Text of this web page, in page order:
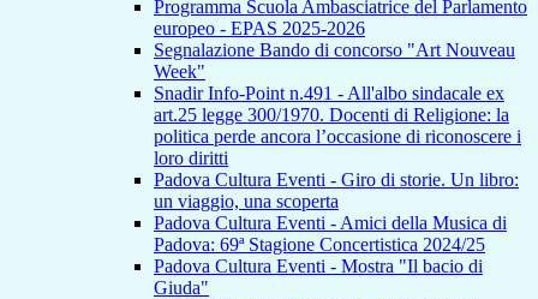
Programma Scuola Ambasciatrice del Parlamento
europeo - EPAS 2025-2026
Segnalazione Bando di concorso "Art Nouveau
Week"
Snadir Info-Point n.491 - All'albo sindacale ex
art.25 legge 300/1970. Docenti di Religione: la
politica perde ancora l’occasione di riconoscere i
loro diritti
Padova Cultura Eventi - Giro di storie. Un libro:
un viaggio, una scoperta
Padova Cultura Eventi - Amici della Musica di
Padova: 69ª Stagione Concertistica 2024/25
Padova Cultura Eventi - Mostra "Il bacio di
Giuda"